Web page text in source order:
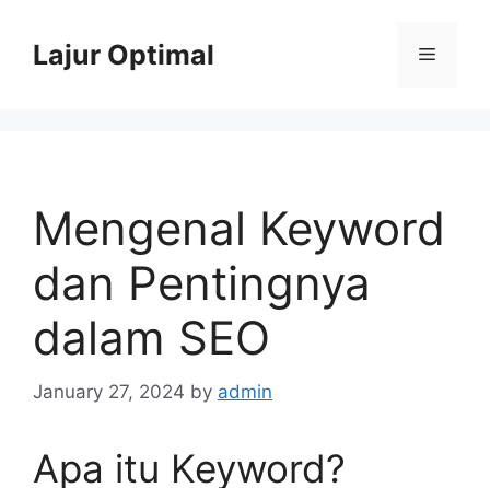
contentLajur Optimal Menu
Mengenal Keyword
dan Pentingnya
dalam SEO
January 27, 2024 by admin
Apa itu Keyword?